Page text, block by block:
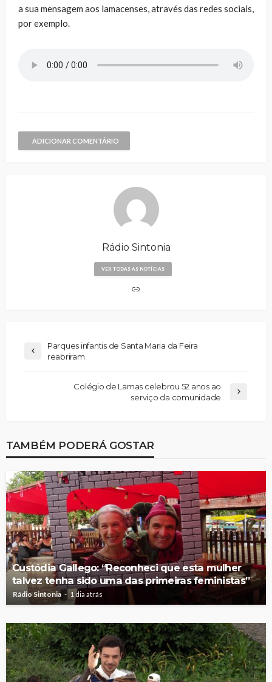
a sua mensagem aos lamacenses, através das redes sociais,
por exemplo.
ADICIONAR COMENTÁRIO
Rádio Sintonia
VER TODAS AS NOTÍCIAS
Parques infantis de Santa Maria da Feira
reabriram
Colégio de Lamas celebrou 52 anos ao
serviço da comunidade
TAMBÉM PODERÁ GOSTAR
Custódia Gallego: “Reconheci que esta mulher
talvez tenha sido uma das primeiras feministas”
Rádio Sintonia 1 dia atrás